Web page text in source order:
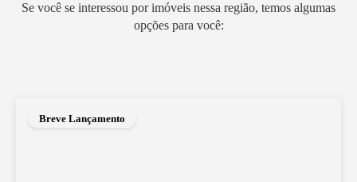
Se você se interessou por imóveis nessa região, temos algumas
opções para você:
Breve Lançamento